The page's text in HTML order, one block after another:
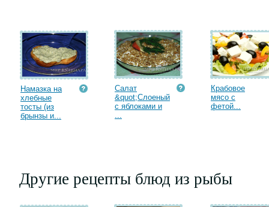
Намазка на
хлебные
тосты (из
брынзы и...
Салат
&quot;Слоеный
с яблоками и
...
Крабовое
мясо с
фетой...
Другие рецепты блюд из рыбы